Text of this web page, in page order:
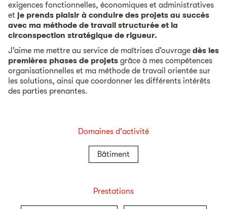
exigences fonctionnelles, économiques et administratives
et je prends plaisir à conduire des projets au succès
avec ma méthode de travail structurée et la
circonspection stratégique de rigueur.
J’aime me mettre au service de maîtrises d’ouvrage dès les
premières phases de projets grâce à mes compétences
organisationnelles et ma méthode de travail orientée sur
les solutions, ainsi que coordonner les différents intérêts
des parties prenantes.
Domaines d'activité
Bâtiment
Prestations